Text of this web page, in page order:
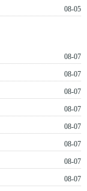
08-05
08-07
08-07
08-07
08-07
08-07
08-07
08-07
08-07